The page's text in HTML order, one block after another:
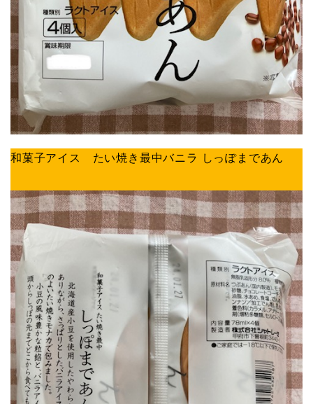
和菓子アイス たい焼き最中バニラ しっぽまであん